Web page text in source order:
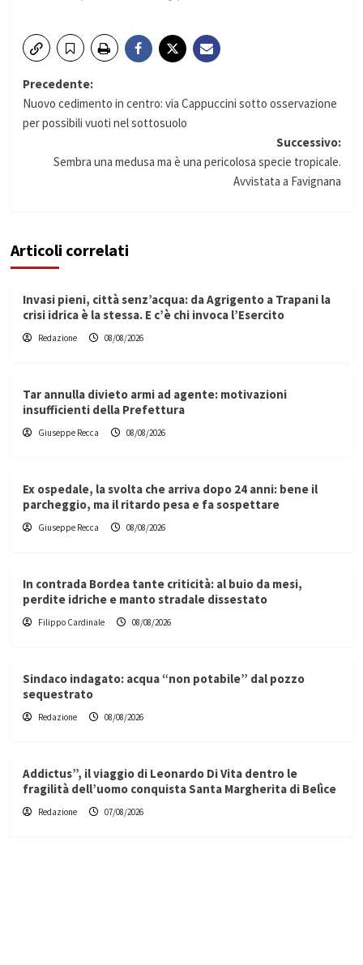
Navigazione
articolo
Precedente:
Nuovo cedimento in centro: via Cappuccini sotto osservazione
per possibili vuoti nel sottosuolo
Successivo:
Sembra una medusa ma è una pericolosa specie tropicale.
Avvistata a Favignana
Articoli correlati
Invasi pieni, città senz’acqua: da Agrigento a Trapani la
crisi idrica è la stessa. E c’è chi invoca l’Esercito
Redazione 08/08/2026
Tar annulla divieto armi ad agente: motivazioni
insufficienti della Prefettura
Giuseppe Recca 08/08/2026
Ex ospedale, la svolta che arriva dopo 24 anni: bene il
parcheggio, ma il ritardo pesa e fa sospettare
Giuseppe Recca 08/08/2026
In contrada Bordea tante criticità: al buio da mesi,
perdite idriche e manto stradale dissestato
Filippo Cardinale 08/08/2026
Sindaco indagato: acqua “non potabile” dal pozzo
sequestrato
Redazione 08/08/2026
Addictus”, il viaggio di Leonardo Di Vita dentro le
fragilità dell’uomo conquista Santa Margherita di Belìce
Redazione 07/08/2026